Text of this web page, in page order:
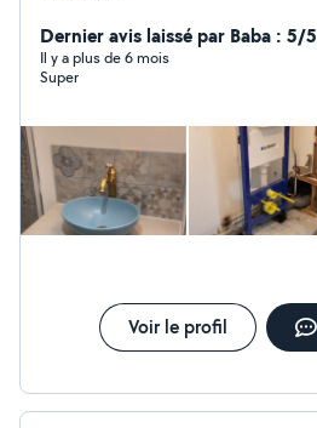
Dernier avis laissé par Baba : 5/5
Il y a plus de 6 mois
Super
Voir le profil